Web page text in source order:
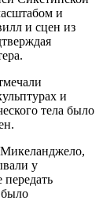
и
и сцен из
и
тела было
у